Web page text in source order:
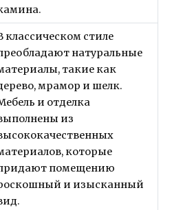
классическом стиле
натуральные
такие как
мрамор и шелк.
и отделка
из
которые
помещению
и изысканный